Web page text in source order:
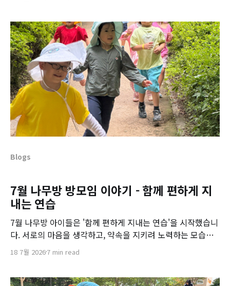
을 즐겼답니다.
Blogs
7월 나무방 방모임 이야기 - 함께 편하게 지
내는 연습
7월 나무방 아이들은 '함께 편하게 지내는 연습'을 시작했습니
다. 서로의 마음을 생각하고, 약속을 지키려 노력하는 모습이
눈에 띄게 달라졌어요. 아이들이 스스로 '나는 오늘 친구에게
어떤 배려를 했을까?' 되돌아보는 시간을 가지고 있습니다.
18 7월 20267 min read